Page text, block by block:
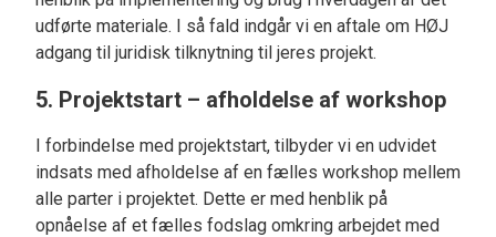
udførte materiale. I så fald indgår vi en aftale om HØJ
adgang til juridisk tilknytning til jeres projekt.
5. Projektstart – afholdelse af workshop
I forbindelse med projektstart, tilbyder vi en udvidet
indsats med afholdelse af en fælles workshop mellem
alle parter i projektet. Dette er med henblik på
opnåelse af et fælles fodslag omkring arbejdet med